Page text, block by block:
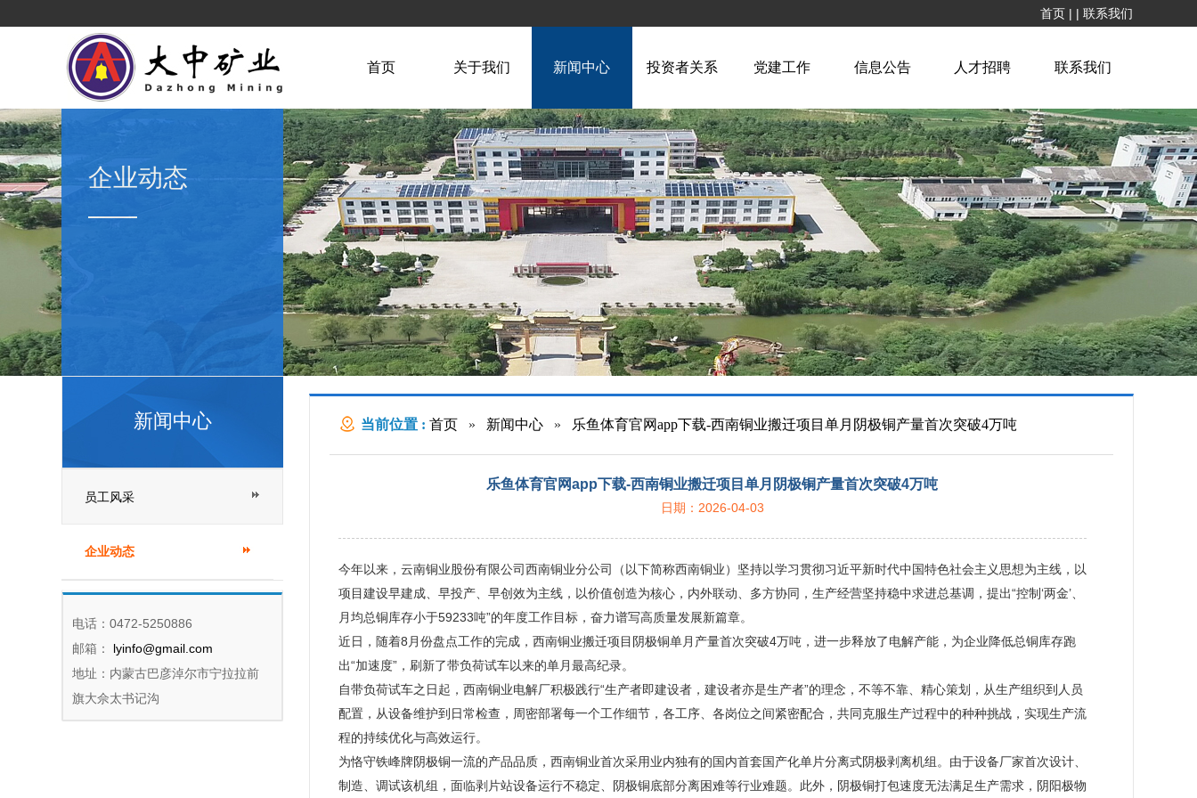
首页 | | 联系我们
首页 关于我们 新闻中心 投资者关系 党建工作 信息公告 人才招聘 联系我们
企业动态
新闻中心
员工风采
企业动态
电话：0472-5250886
邮箱：
lyinfo@gmail.com
地址：内蒙古巴彦淖尔市宁拉拉前
旗大佘太书记沟
当前位置 : 首页» 新闻中心» 乐鱼体育官网app下载-西南铜业搬迁项目单月阴极铜产量首次突破4万吨
乐鱼体育官网app下载-西南铜业搬迁项目单月阴极铜产量首次突破4万吨
日期：2026-04-03
今年以来，云南铜业股份有限公司西南铜业分公司（以下简称西南铜业）坚持以学习贯彻习近平新时代中国特色社会主义思想为主线，以
项目建设早建成、早投产、早创效为主线，以价值创造为核心，内外联动、多方协同，生产经营坚持稳中求进总基调，提出“控制‘两金’、
月均总铜库存小于59233吨”的年度工作目标，奋力谱写高质量发展新篇章。
近日，随着8月份盘点工作的完成，西南铜业搬迁项目阴极铜单月产量首次突破4万吨，进一步释放了电解产能，为企业降低总铜库存跑
出“加速度”，刷新了带负荷试车以来的单月最高纪录。
自带负荷试车之日起，西南铜业电解厂积极践行“生产者即建设者，建设者亦是生产者”的理念，不等不靠、精心策划，从生产组织到人员
配置，从设备维护到日常检查，周密部署每一个工作细节，各工序、各岗位之间紧密配合，共同克服生产过程中的种种挑战，实现生产流
程的持续优化与高效运行。
为恪守铁峰牌阴极铜一流的产品品质，西南铜业首次采用业内独有的国内首套国产化单片分离式阴极剥离机组。由于设备厂家首次设计、
制造、调试该机组，面临剥片站设备运行不稳定、阴极铜底部分离困难等行业难题。此外，阴极铜打包速度无法满足生产需求，阴阳极物